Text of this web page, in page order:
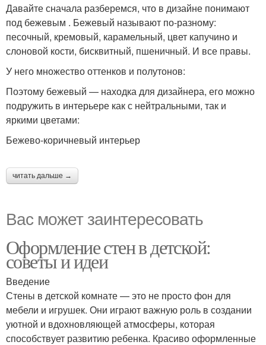
Давайте сначала разберемся, что в дизайне понимают
под бежевым . Бежевый называют по-разному:
песочный, кремовый, карамельный, цвет капучино и
слоновой кости, бисквитный, пшеничный. И все правы.
У него множество оттенков и полутонов:
Поэтому бежевый — находка для дизайнера, его можно
подружить в интерьере как с нейтральными, так и
яркими цветами:
Бежево-коричневый интерьер
читать дальше →
Вас может заинтересовать
Оформление стен в детской:
советы и идеи
Введение
Стены в детской комнате — это не просто фон для
мебели и игрушек. Они играют важную роль в создании
уютной и вдохновляющей атмосферы, которая
способствует развитию ребенка. Красиво оформленные